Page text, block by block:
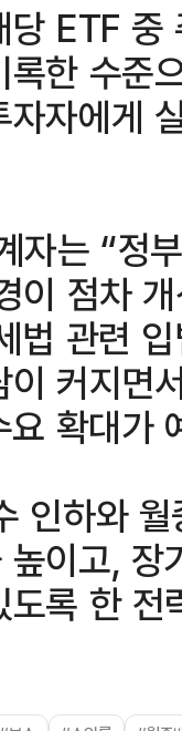
ETF
한 수준
자에게
자는 “정
이 점차
법 관련
커지면
확대가
인하와
이고,
록 한 전